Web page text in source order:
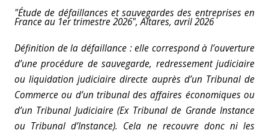
"Étude de défaillances et sauvegardes des entreprises en
France au 1er trimestre 2026", Altares, avril 2026
Définition de la défaillance : elle correspond à l’ouverture
d’une procédure de sauvegarde, redressement judiciaire
ou liquidation judiciaire directe auprès d’un Tribunal de
Commerce ou d’un tribunal des affaires économiques ou
d’un Tribunal Judiciaire (Ex Tribunal de Grande Instance
ou Tribunal d’Instance). Cela ne recouvre donc ni les